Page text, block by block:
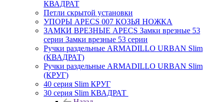
КВАДРАТ
Петли скрытой установки
УПОРЫ APECS 007 КОЗЬЯ НОЖКА
ЗАМКИ ВРЕЗНЫЕ APECS Замки врезные 53
серии Замки врезные 53 серии
Ручки раздельные ARMADILLO URBAN Slim
(КВАДРАТ)
Ручки раздельные ARMADILLO URBAN Slim
(КРУГ)
40 серия Slim КРУГ
30 серия Slim КВАДРАТ